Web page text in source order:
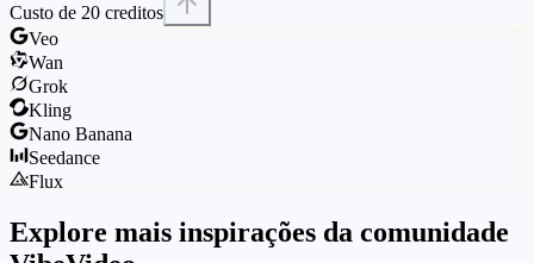
Custo de 20 creditos
Veo
Wan
Grok
Kling
Nano Banana
Seedance
Flux
Explore mais inspirações da comunidade